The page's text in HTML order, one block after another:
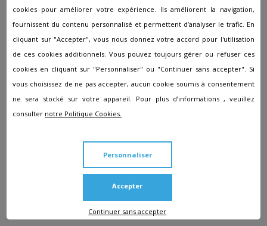
Réalisez sans frais des devis pour estimer le prix de
l'organisation de funérailles avec l'agence Pôle Funéraire
Public de la Métropole de Lyon dans la commune de
Villeurbanne.
La personne défunte peut avoir signé un contrat
prévoyance obsèques, qui prend en charge les coûts. Par
ailleurs, des aides des mutuelles ou de la sécurité sociale
Emplacement de l’agence Pôle
Funéraire Public de la
Métropole de Lyon
cookies pour améliorer votre expérience. Ils améliorent la navigation,
fournissent du contenu personnalisé et permettent d’analyser le trafic. En
cliquant sur "Accepter", vous nous donnez votre accord pour l'utilisation
de ces cookies additionnels. Vous pouvez toujours gérer ou refuser ces
cookies en cliquant sur "Personnaliser" ou "Continuer sans accepter". Si
vous choisissez de ne pas accepter, aucun cookie soumis à consentement
ne sera stocké sur votre appareil. Pour plus d’informations , veuillez
consulter notre Politique Cookies.
Continuer sans accepter
Personnaliser
Accepter